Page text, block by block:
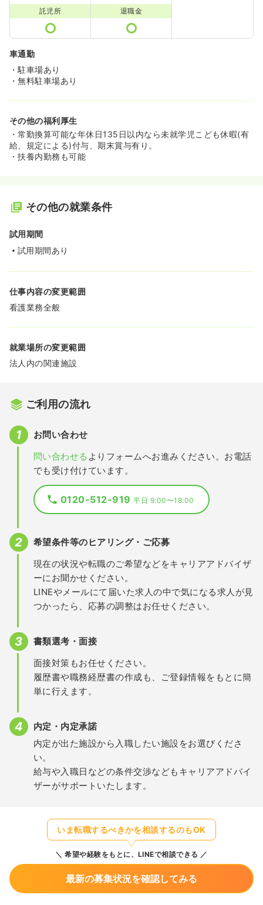
託児所 退職金
車通勤
・駐車場あり
・無料駐車場あり
その他の福利厚生
・常勤換算可能な年休日135日以内なら未就学児こども休暇(有
給、規定による)付与、期末賞与有り。
・扶養内勤務も可能
その他の就業条件
試用期間
試用期間あり
仕事内容の変更範囲
看護業務全般
就業場所の変更範囲
法人内の関連施設
ご利用の流れ
お問い合わせ
問い合わせる よりフォームへお進みください。お電話
でも受け付けています。
0120-512-919平日 9:00〜18:00
希望条件等のヒアリング・ご応募
現在の状況や転職のご希望などをキャリアアドバイザ
ーにお聞かせください。
LINEやメールにて届いた求人の中で気になる求人が見
つかったら、応募の調整はお任せください。
書類選考・面接
面接対策もお任せください。
履歴書や職務経歴書の作成も、ご登録情報をもとに簡
単に行えます。
内定・内定承諾
内定が出た施設から入職したい施設をお選びくださ
い。
給与や入職日などの条件交渉などもキャリアアドバイ
ザーがサポートいたします。
いま転職するべきかを相談するのもOK
希望や経験をもとに、LINEで相談できる
最新の募集状況を確認してみる